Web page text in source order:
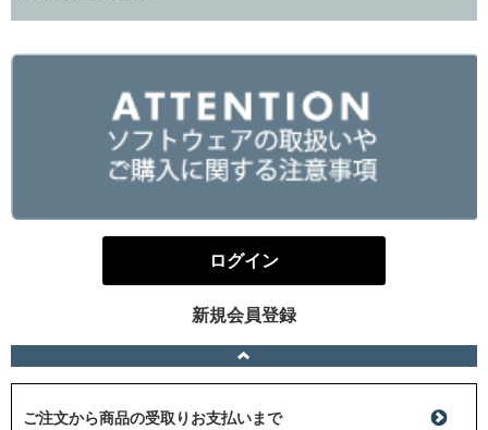
ログイン
新規会員登録
ご注文から商品の受取りお支払いまで